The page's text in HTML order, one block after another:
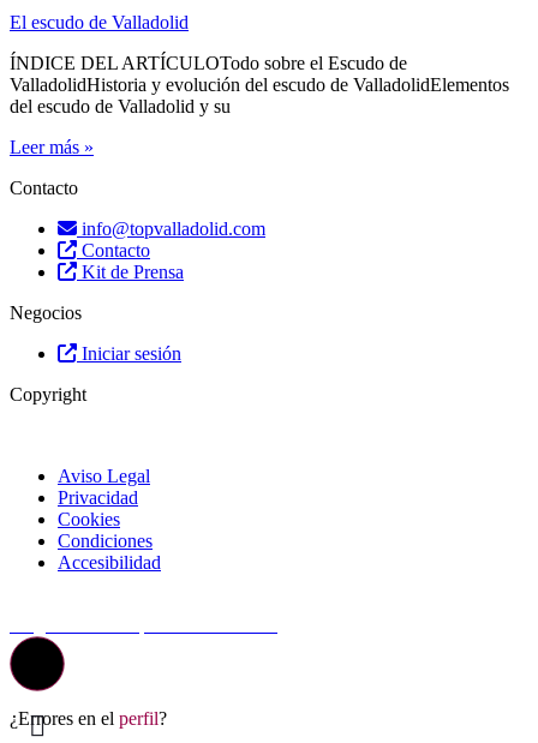
El escudo de Valladolid
ÍNDICE DEL ARTÍCULOTodo sobre el Escudo de
ValladolidHistoria y evolución del escudo de ValladolidElementos
del escudo de Valladolid y su
Leer más »
Contacto
info@topvalladolid.com
Contacto
Kit de Prensa
Negocios
Iniciar sesión
Copyright
Aviso Legal
Privacidad
Cookies
Condiciones
Accesibilidad
¿Errores en el perfil?